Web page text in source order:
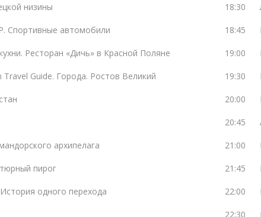
низины
Спортивные автомобили
Ресторан «Дичь» в Красной Поляне
Travel Guide. Города. Ростов Великий
архипелага
пирог
одного перехода
18:30
18:45
19:00
19:30
20:00
20:45
21:00
21:45
22:00
22:30